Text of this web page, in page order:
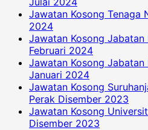
Jawatan Kosong Tenaga
2024
Jawatan Kosong Jabatan
Februari 2024
Jawatan Kosong Jabatan
Januari 2024
Jawatan Kosong
Perak Disember 2023
Jawatan Kosong
Disember 2023